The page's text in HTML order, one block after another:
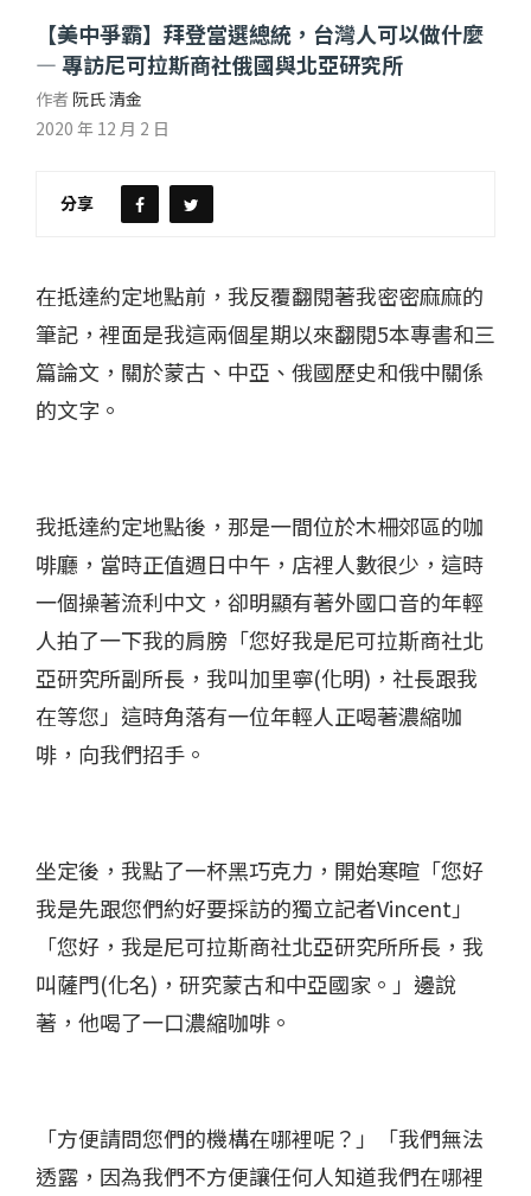
【美中爭霸】拜登當選總統，台灣人可以做什麼
— 專訪尼可拉斯商社俄國與北亞研究所
作者 阮氏 清金
2020 年 12 月 2 日
分享
在抵達約定地點前，我反覆翻閱著我密密麻麻的
筆記，裡面是我這兩個星期以來翻閱5本專書和三
篇論文，關於蒙古、中亞、俄國歷史和俄中關係
的文字。
我抵達約定地點後，那是一間位於木柵郊區的咖
啡廳，當時正值週日中午，店裡人數很少，這時
一個操著流利中文，卻明顯有著外國口音的年輕
人拍了一下我的肩膀「您好我是尼可拉斯商社北
亞研究所副所長，我叫加里寧(化明)，社長跟我
在等您」這時角落有一位年輕人正喝著濃縮咖
啡，向我們招手。
坐定後，我點了一杯黑巧克力，開始寒暄「您好
我是先跟您們約好要採訪的獨立記者Vincent」
「您好，我是尼可拉斯商社北亞研究所所長，我
叫薩門(化名)，研究蒙古和中亞國家。」邊說
著，他喝了一口濃縮咖啡。
「方便請問您們的機構在哪裡呢？」「我們無法
透露，因為我們不方便讓任何人知道我們在哪裡